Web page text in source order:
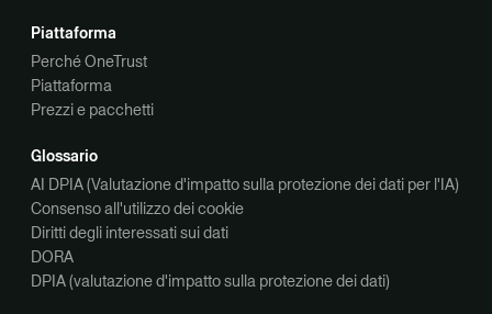
Piattaforma
Perché OneTrust
Piattaforma
Prezzi e pacchetti
Glossario
AI DPIA (Valutazione d'impatto sulla protezione dei dati per l'IA)
Consenso all'utilizzo dei cookie
Diritti degli interessati sui dati
DORA
DPIA (valutazione d'impatto sulla protezione dei dati)